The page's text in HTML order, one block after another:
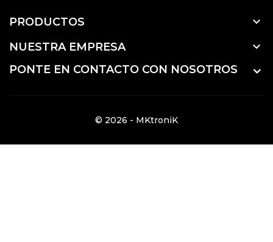
PRODUCTOS 
NUESTRA EMPRESA 
PONTE EN CONTACTO CON NOSOTROS
© 2026 - MKtroniK